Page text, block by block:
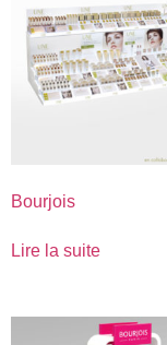
Bourjois
Lire la suite